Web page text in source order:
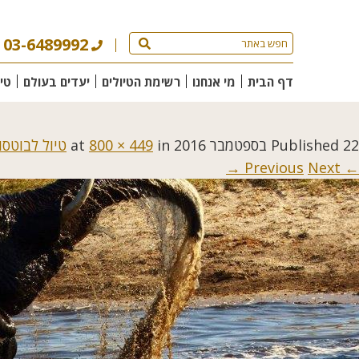
03-6489992
דף הבית מי אנחנו רשימת הטיולים יעדים בעולם
Published 22 בספטמבר 2016 800 × 449 in
טיול
← Previous
Next →